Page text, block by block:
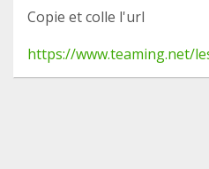
Copie et colle l'url
https://www.teaming.net/